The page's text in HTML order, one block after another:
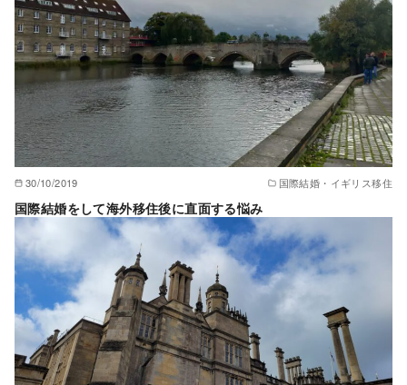
30/10/2019 国際結婚・イギリス移住
国際結婚をして海外移住後に直面する悩み